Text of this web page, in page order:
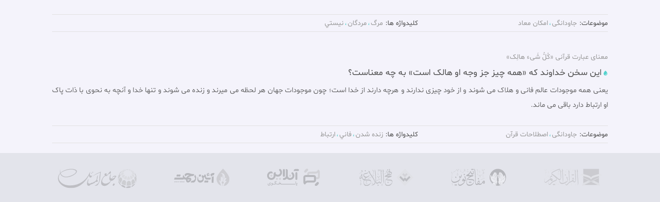
موضوعات: جاودانگی امکان معاد کلیدواژه ها: مرگ مردگان نيستي
معنای عبارت قرآنی «کُلُّ شَىء هالِک»
این سخن خداوند که «همه چیز جز وجه او هالک است» به چه معناست؟
یعنی همه موجودات عالم فانی و هلاک می شوند و از خود چیزی ندارند و هرچه دارند از خدا است؛ چون موجودات جهان هر لحظه می میرند و زنده می شوند و تنها خدا و آنچه به نحوی با ذات پاک
او ارتباط دارد باقی می ماند.
موضوعات: جاودانگی اصطلاحات قرآن کلیدواژه ها: زنده شدن فاني ارتباط